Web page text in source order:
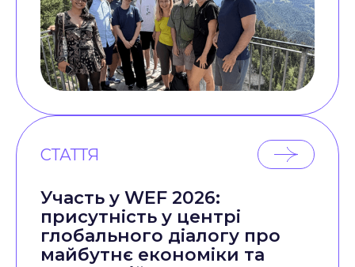
СТАТТЯ
Участь у WEF 2026:
присутність у центрі
глобального діалогу про
майбутнє економіки та